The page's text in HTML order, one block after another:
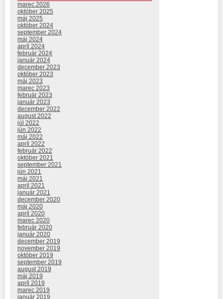
marec 2026
október 2025
máj 2025
október 2024
september 2024
máj 2024
apríl 2024
február 2024
január 2024
december 2023
október 2023
máj 2023
marec 2023
február 2023
január 2023
december 2022
august 2022
júl 2022
jún 2022
máj 2022
apríl 2022
február 2022
október 2021
september 2021
jún 2021
máj 2021
apríl 2021
január 2021
december 2020
máj 2020
apríl 2020
marec 2020
február 2020
január 2020
december 2019
november 2019
október 2019
september 2019
august 2019
máj 2019
apríl 2019
marec 2019
január 2019